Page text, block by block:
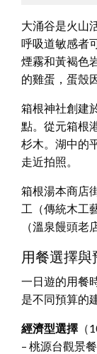
大涌谷是火山
呼吸道敏感者
煙霧和黃褐色
的雞蛋，蛋殼
箱根神社創建
點。從元箱根
杉木。湖中的
走近拍照。
箱根湯本商店
工（傳統木工
（溫泉饅頭老
用餐選擇與
一日遊的用餐
是不同預算的
經濟型選擇
– 桃源台觀景